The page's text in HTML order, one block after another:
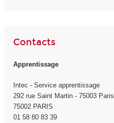
Contacts
Apprentissage
Intec - Service apprentissage
292 rue Saint Martin - 75003 Paris
75002 PARIS
01 58 80 83 39